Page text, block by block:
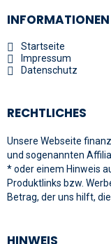
INFORMATIONEN
Startseite
Impressum
Datenschutz
RECHTLICHES
Unsere Webseite
und sogenannten
* oder einem Hinweis
Produktlinks bzw.
Betrag, der uns hilft,
HINWEIS